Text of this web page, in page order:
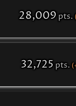
28,009 pts.
32,725 pts.